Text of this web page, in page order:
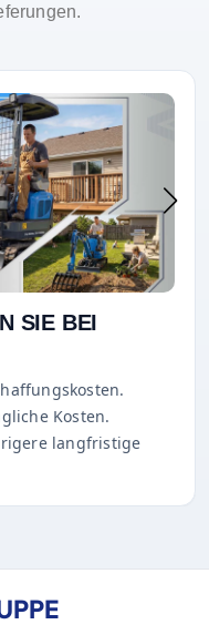
SIE BEI
Kosten.
langfristige